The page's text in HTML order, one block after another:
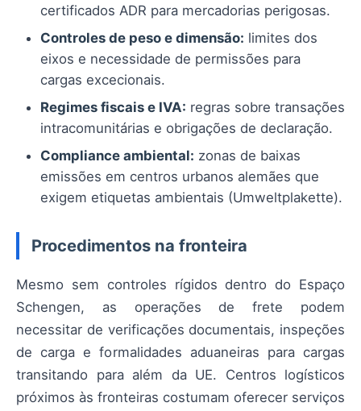
certificados ADR para mercadorias perigosas.
Controles de peso e dimensão: limites dos
eixos e necessidade de permissões para
cargas excecionais.
Regimes fiscais e IVA: regras sobre transações
intracomunitárias e obrigações de declaração.
Compliance ambiental: zonas de baixas
emissões em centros urbanos alemães que
exigem etiquetas ambientais (Umweltplakette).
Procedimentos na fronteira
Mesmo sem controles rígidos dentro do Espaço
Schengen, as operações de frete podem
necessitar de verificações documentais, inspeções
de carga e formalidades aduaneiras para cargas
transitando para além da UE. Centros logísticos
próximos às fronteiras costumam oferecer serviços